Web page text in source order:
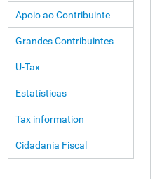
Apoio ao Contribuinte
Grandes Contribuintes
U-Tax
Estatísticas
Tax information
Cidadania Fiscal